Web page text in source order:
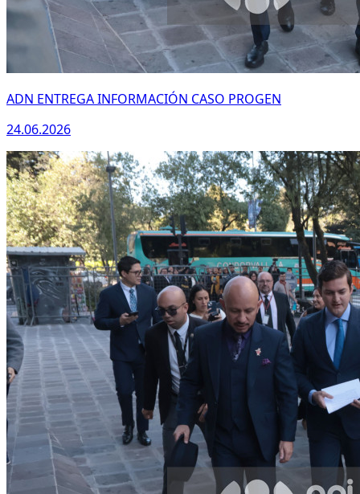
ADN ENTREGA INFORMACIÓN CASO PROGEN
24.06.2026